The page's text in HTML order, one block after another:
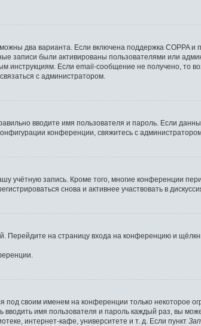
два варианта. Если включена поддержка COPPA
записи были активированы пользователями или
инструкциям. Если email-сообщение не получено, то
с администратором.
вводите имя пользователя и пароль. Если
конференции, свяжитесь с
учётную запись. Кроме того, многие конференции
снова и активнее участвовать в
Перейдите на страницу входа на конференцию и
под своим именем на конференции только некоторое
имя пользователя и пароль каждый раз, вы
интернет-кафе, университете и т. д. Если пункт